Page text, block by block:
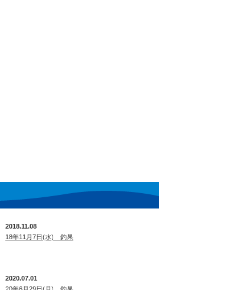
2018.11.08
18年11月7日(水) 釣果
2020.07.01